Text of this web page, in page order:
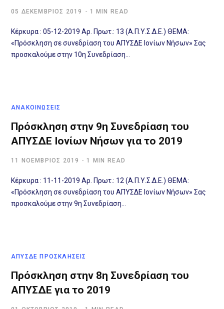
05 ΔΕΚΈΜΒΡΙΟΣ 2019 1 MIN READ
Κέρκυρα : 05-12-2019 Αρ. Πρωτ.: 13 (Α.Π.Υ.Σ.Δ.Ε.) ΘΕΜΑ:
«Πρόσκληση σε συνεδρίαση του ΑΠΥΣΔΕ Ιονίων Νήσων» Σας
προσκαλούμε στην 10η Συνεδρίαση…
ΑΝΑΚΟΙΝΩΣΕΙΣ
Πρόσκληση στην 9η Συνεδρίαση του
ΑΠΥΣΔΕ Ιονίων Νήσων για το 2019
11 ΝΟΈΜΒΡΙΟΣ 2019 1 MIN READ
Κέρκυρα : 11-11-2019 Αρ. Πρωτ.: 12 (Α.Π.Υ.Σ.Δ.Ε.) ΘΕΜΑ:
«Πρόσκληση σε συνεδρίαση του ΑΠΥΣΔΕ Ιονίων Νήσων» Σας
προσκαλούμε στην 9η Συνεδρίαση…
ΑΠΥΣΔΕ ΠΡΟΣΚΛΉΣΕΙΣ
Πρόσκληση στην 8η Συνεδρίαση του
ΑΠΥΣΔΕ για το 2019